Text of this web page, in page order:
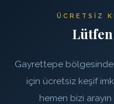
ÜCRETSIZ
Gayrettepe bölgesinde
için ücretsiz keşif
hemen bizi